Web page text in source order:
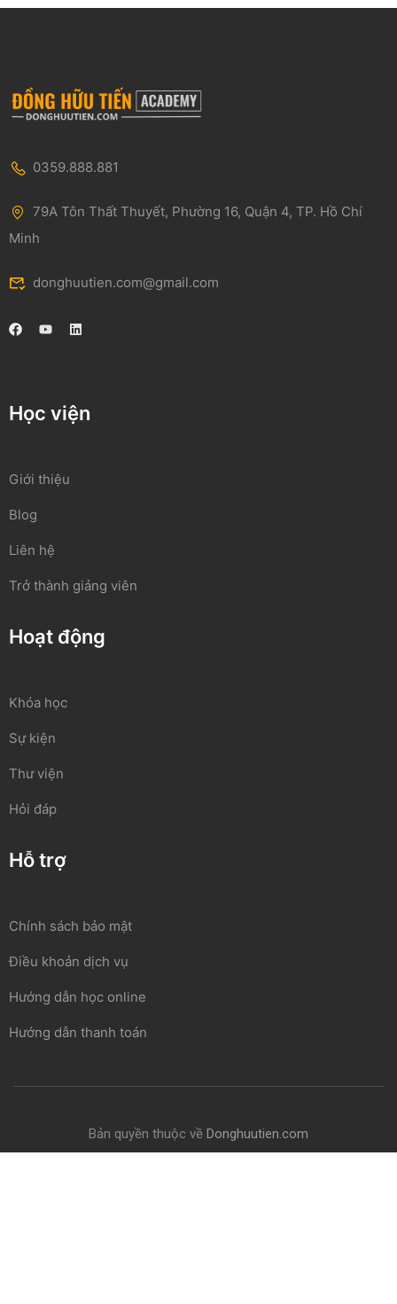
0359.888.881
79A Tôn Thất Thuyết, Phường 16, Quận 4, TP. Hồ Chí
Minh
donghuutien.com@gmail.com
Học viện
Giới thiệu
Blog
Liên hệ
Trở thành giảng viên
Hoạt động
Khóa học
Sự kiện
Thư viện
Hỏi đáp
Hỗ trợ
Chính sách bảo mật
Điều khoản dịch vụ
Hướng dẫn học online
Hướng dẫn thanh toán
Bản quyền thuộc về Donghuutien.com